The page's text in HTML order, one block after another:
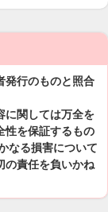
発行のものと照合
に関しては万全を
性を保証するもの
なる損害について
の責任を負いかね